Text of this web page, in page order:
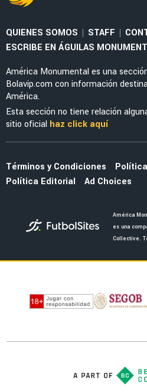
NOTICIAS
La nueva marca en la piel
que causó furor en redes
NOTICIAS
Quiñones tras el